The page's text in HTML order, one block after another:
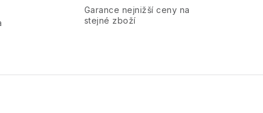
Garance nejnižší ceny na
stejné zboží